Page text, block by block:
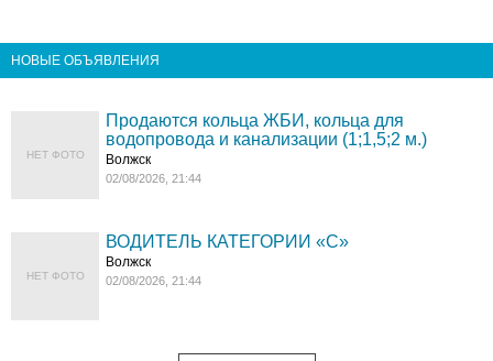
НОВЫЕ ОБЪЯВЛЕНИЯ
НЕТ ФОТО
Продаются кольца ЖБИ, кольца для
водопровода и канализации (1;1,5;2 м.)
Волжск
02/08/2026, 21:44
НЕТ ФОТО
ВОДИТЕЛЬ КАТЕГОРИИ «C»
Волжск
02/08/2026, 21:44